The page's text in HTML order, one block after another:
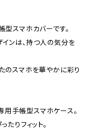
スマホカバーです。
ンは、持つ人の気分を
のスマホを華やかに彩り
手帳型スマホケース。
りフィット。